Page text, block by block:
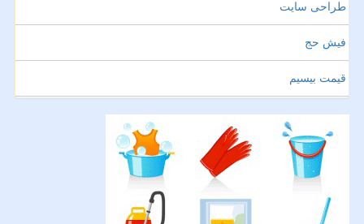
طراحی سایت
فیش حج
قیمت بیسیم